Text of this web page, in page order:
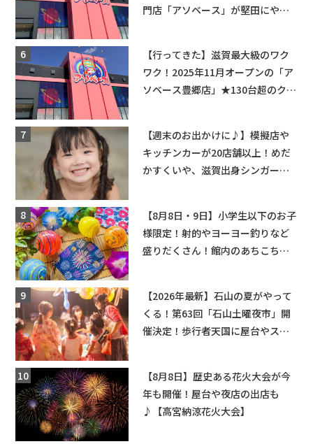
門店「アソベース」が堅田にやっ
【行ってきた】滋賀最大級のワク
ワク！2025年11月オープンの「ア
ソベース豊郷店」★130台超のクレ
【週末のお出かけに♪】模擬店や
キッチンカーが20店舗以上！めだ
かすくいや、滋賀出身シンガーソ
【8月8日・9日】小学生以下のお子
様限定！射的やヨーヨー釣りなど
盛りだくさん！館内のあちこちに
【2026年最新】石山の夏がやって
くる！第63回「石山土曜夜市」開
催決定！歩行者天国に屋台やステ
【8月8日】歴史ある花火大会が今
年も開催！屋台や夜店の出店も
♪【高宮納涼花火大会】